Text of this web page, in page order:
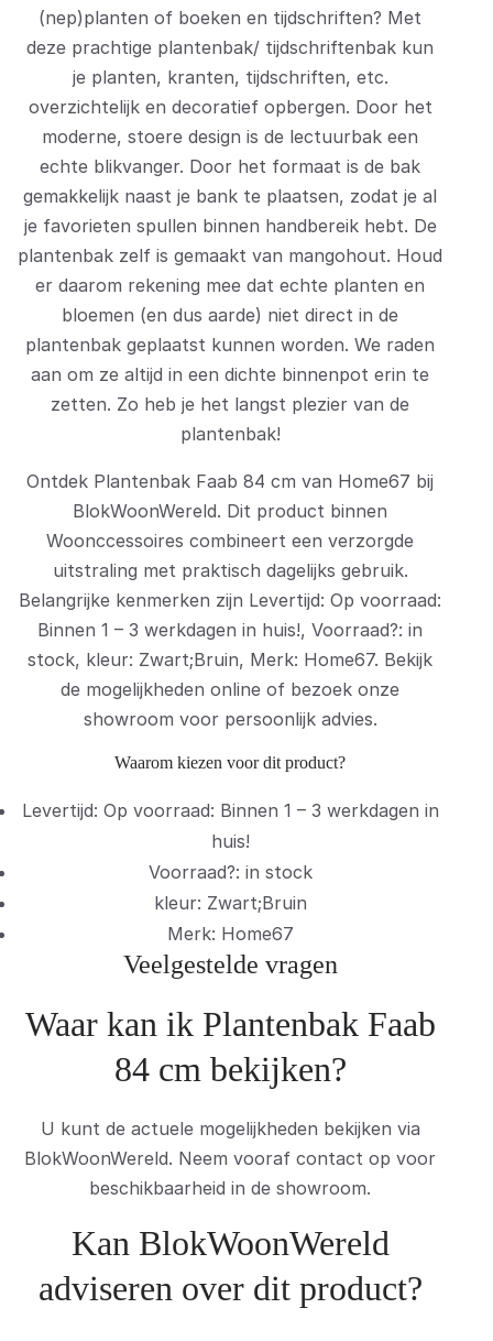
(nep)planten of boeken en tijdschriften? Met
deze prachtige plantenbak/ tijdschriftenbak kun
je planten, kranten, tijdschriften, etc.
overzichtelijk en decoratief opbergen. Door het
moderne, stoere design is de lectuurbak een
echte blikvanger. Door het formaat is de bak
gemakkelijk naast je bank te plaatsen, zodat je al
je favorieten spullen binnen handbereik hebt. De
plantenbak zelf is gemaakt van mangohout. Houd
er daarom rekening mee dat echte planten en
bloemen (en dus aarde) niet direct in de
plantenbak geplaatst kunnen worden. We raden
aan om ze altijd in een dichte binnenpot erin te
zetten. Zo heb je het langst plezier van de
plantenbak!
Ontdek Plantenbak Faab 84 cm van Home67 bij
BlokWoonWereld. Dit product binnen
Woonccessoires combineert een verzorgde
uitstraling met praktisch dagelijks gebruik.
Belangrijke kenmerken zijn Levertijd: Op voorraad:
Binnen 1 – 3 werkdagen in huis!, Voorraad?: in
stock, kleur: Zwart;Bruin, Merk: Home67. Bekijk
de mogelijkheden online of bezoek onze
showroom voor persoonlijk advies.
Waarom kiezen voor dit product?
Levertijd: Op voorraad: Binnen 1 – 3 werkdagen in
huis!
Voorraad?: in stock
kleur: Zwart;Bruin
Merk: Home67
Veelgestelde vragen
Waar kan ik Plantenbak Faab
84 cm bekijken?
U kunt de actuele mogelijkheden bekijken via
BlokWoonWereld. Neem vooraf contact op voor
beschikbaarheid in de showroom.
Kan BlokWoonWereld
adviseren over dit product?